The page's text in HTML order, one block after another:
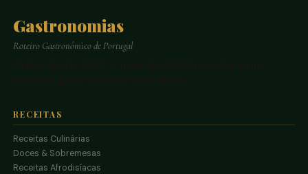
Gastronomias
Roteiro Gastronómico de Portugal
RECEITAS
Receitas Culinárias
Doces & Sobremesas
Receitas Afrodisíacas